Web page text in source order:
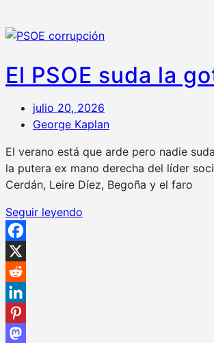
El PSOE suda la
julio 20, 2026
George Kaplan
El verano está que arde pero nadie
la putera ex mano derecha del líder
Cerdán, Leire Díez, Begoña y el faro
Seguir leyendo